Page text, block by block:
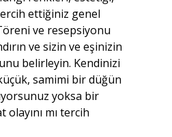
tercih ettiğiniz genel
ve resepsiyonu
ve sizin ve eşinizin
belirleyin. Kendinizi
samimi bir düğün
yoksa bir
mı tercih